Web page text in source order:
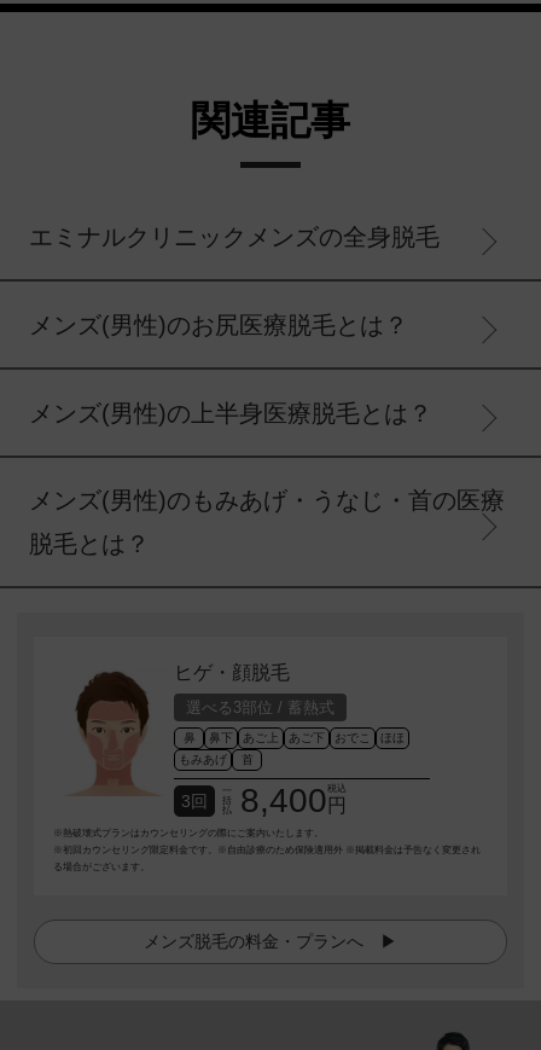
関連記事
エミナルクリニックメンズの全身脱毛
メンズ(男性)のお尻医療脱毛とは？
メンズ(男性)の上半身医療脱毛とは？
メンズ(男性)のもみあげ・うなじ・首の医療
脱毛とは？
ヒゲ・顔脱毛
選べる3部位 / 蓄熱式
鼻 鼻下 あご上 あご下 おでこ
ほほ
もみあげ
首
3回
一
括
払
8,400税込
円
※熱破壊式プランはカウンセリングの際にご案内いたします。
※初回カウンセリング限定料金です。※自由診療のため保険適用外 ※掲載料金は予告なく変更され
る場合がございます。
メンズ脱毛の料金・プランへ ▶︎